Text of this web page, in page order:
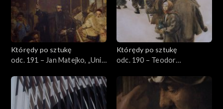
Którędy po sztukę
odc. 191 – Jan Matejko, „Unia
Którędy po sztukę
odc. 190 – Teodor